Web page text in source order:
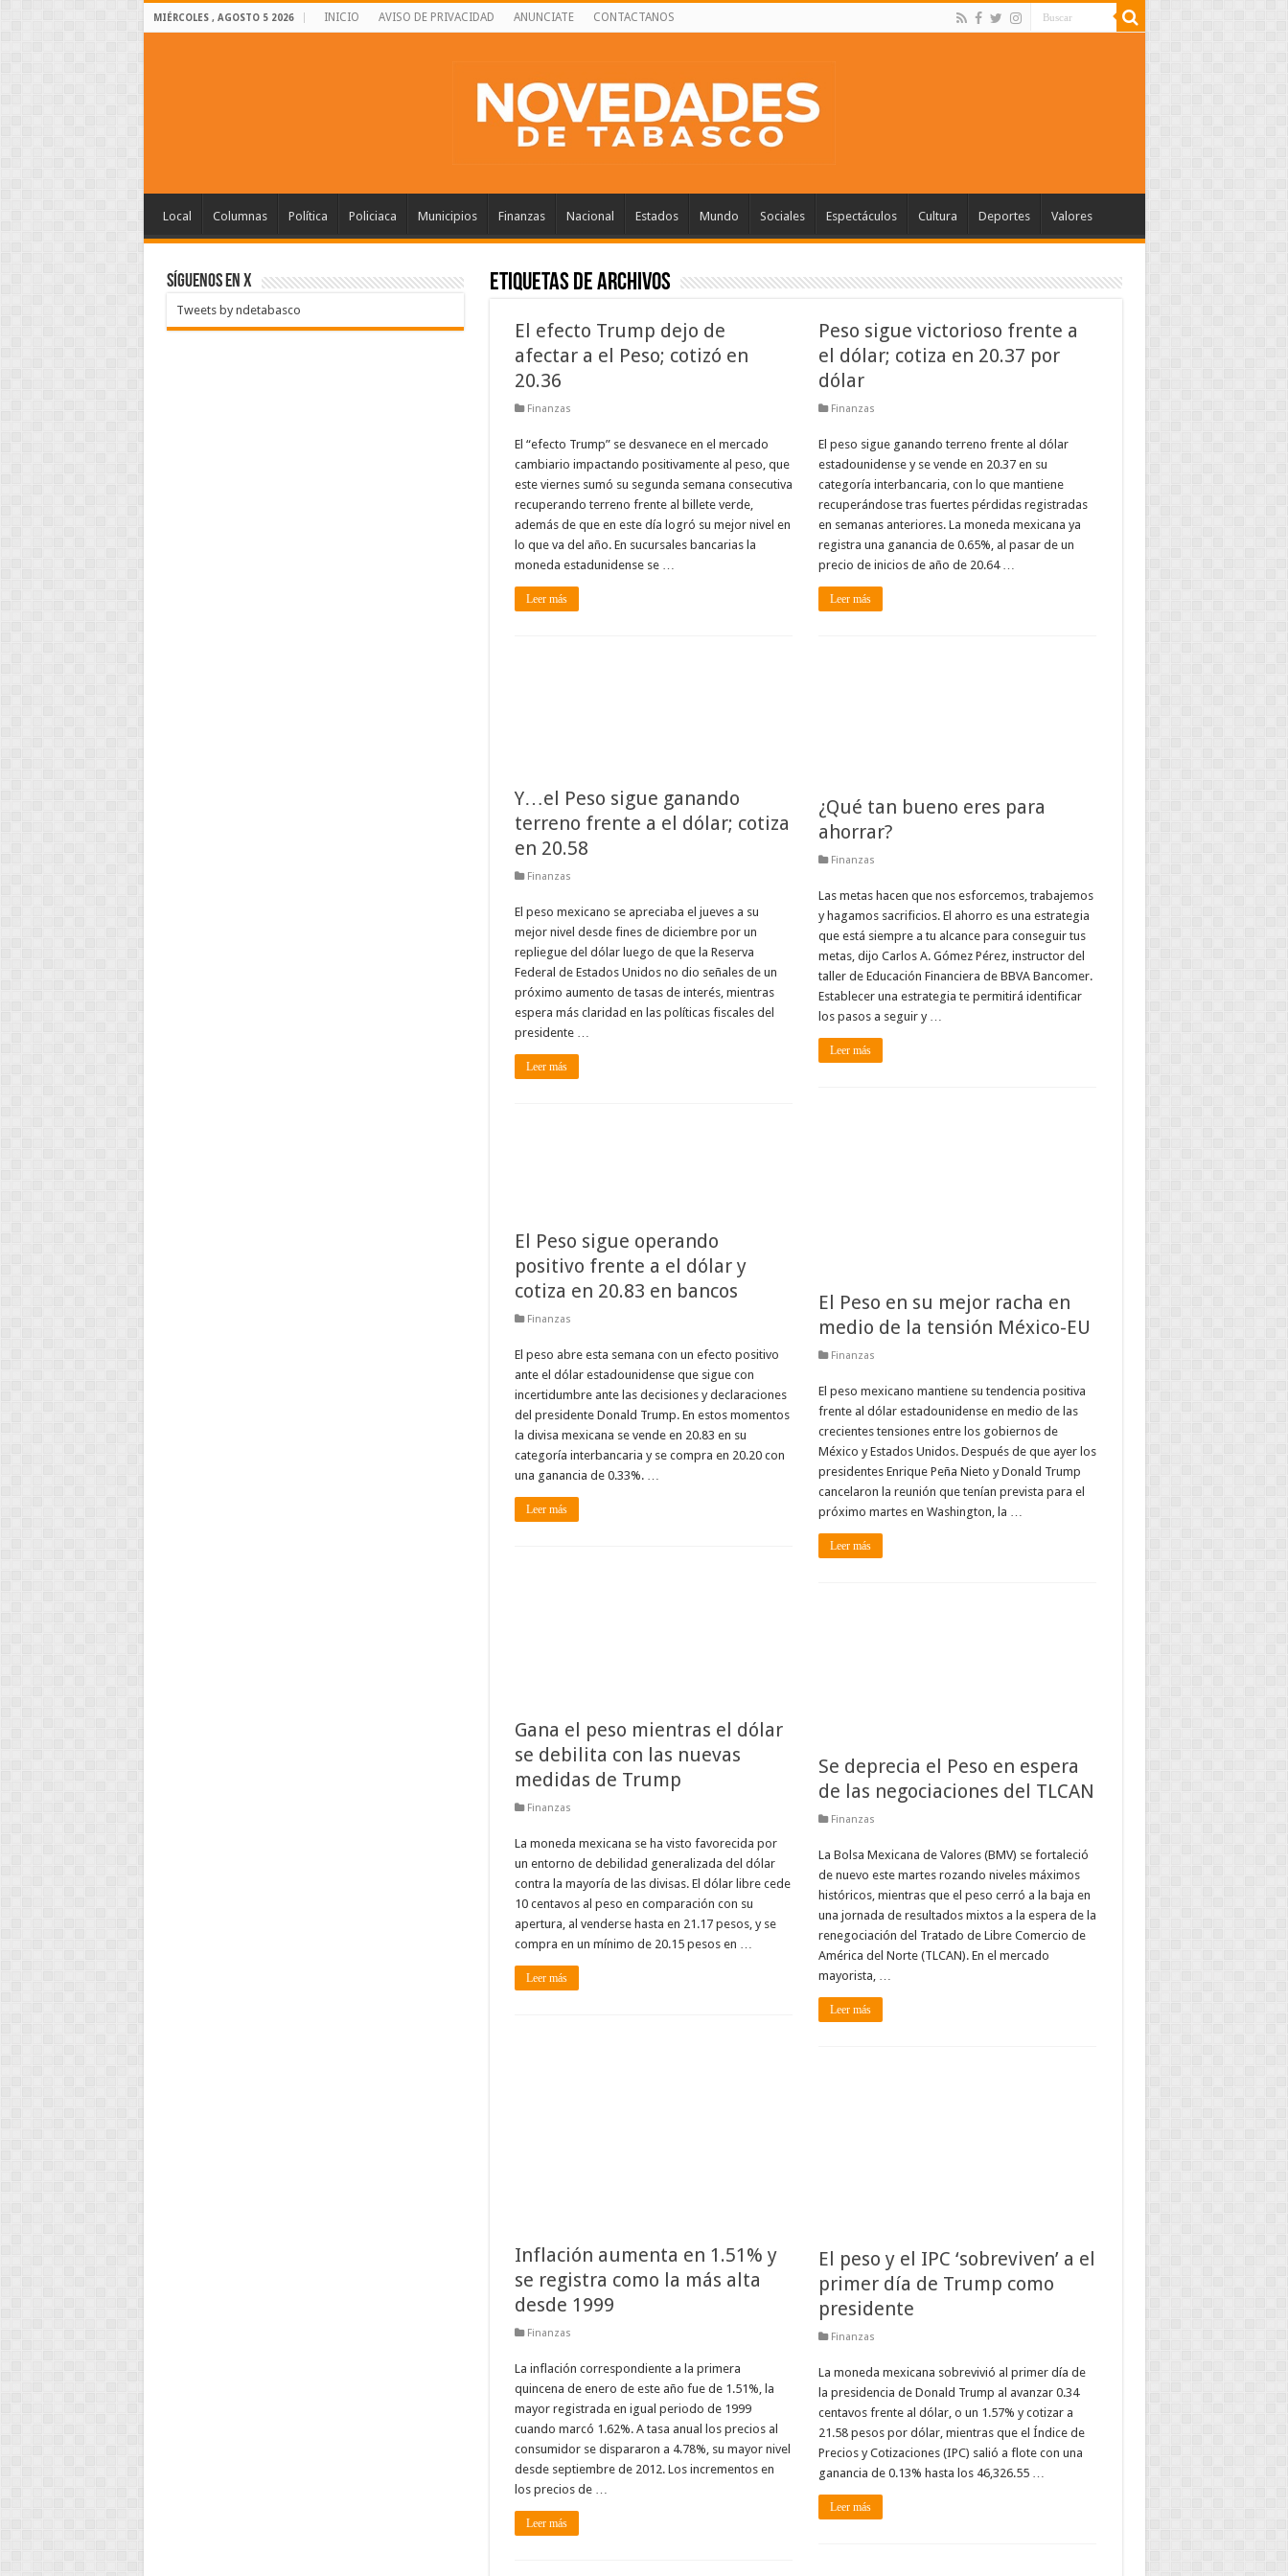
MIÉRCOLES , AGOSTO 5 2026 INICIO AVISO DE PRIVACIDAD ANUNCIATE CONTACTANOS
Local Columnas Política Policiaca Municipios Finanzas Nacional Estados Mundo Sociales Espectáculos Cultura Deportes Valores
Etiquetas de Archivos
El efecto Trump dejo de
afectar a el Peso; cotizó en
20.36
Finanzas
El “efecto Trump” se desvanece en el mercado
cambiario impactando positivamente al peso, que
este viernes sumó su segunda semana consecutiva
recuperando terreno frente al billete verde,
además de que en este día logró su mejor nivel en
lo que va del año. En sucursales bancarias la
moneda estadunidense se …
Leer más
Peso sigue victorioso frente a
el dólar; cotiza en 20.37 por
dólar
Finanzas
El peso sigue ganando terreno frente al dólar
estadounidense y se vende en 20.37 en su
categoría interbancaria, con lo que mantiene
recuperándose tras fuertes pérdidas registradas
en semanas anteriores. La moneda mexicana ya
registra una ganancia de 0.65%, al pasar de un
precio de inicios de año de 20.64 …
Leer más
Y…el Peso sigue ganando
terreno frente a el dólar; cotiza
en 20.58
Finanzas
El peso mexicano se apreciaba el jueves a su
mejor nivel desde fines de diciembre por un
repliegue del dólar luego de que la Reserva
Federal de Estados Unidos no dio señales de un
próximo aumento de tasas de interés, mientras
espera más claridad en las políticas fiscales del
presidente …
Leer más
¿Qué tan bueno eres para
ahorrar?
Finanzas
Las metas hacen que nos esforcemos, trabajemos
y hagamos sacrificios. El ahorro es una estrategia
que está siempre a tu alcance para conseguir tus
metas, dijo Carlos A. Gómez Pérez, instructor del
taller de Educación Financiera de BBVA Bancomer.
Establecer una estrategia te permitirá identificar
los pasos a seguir y …
Leer más
El Peso sigue operando
positivo frente a el dólar y
cotiza en 20.83 en bancos
Finanzas
El peso abre esta semana con un efecto positivo
ante el dólar estadounidense que sigue con
incertidumbre ante las decisiones y declaraciones
del presidente Donald Trump. En estos momentos
la divisa mexicana se vende en 20.83 en su
categoría interbancaria y se compra en 20.20 con
una ganancia de 0.33%. …
Leer más
El Peso en su mejor racha en
medio de la tensión México-EU
Finanzas
El peso mexicano mantiene su tendencia positiva
frente al dólar estadounidense en medio de las
crecientes tensiones entre los gobiernos de
México y Estados Unidos. Después de que ayer los
presidentes Enrique Peña Nieto y Donald Trump
cancelaron la reunión que tenían prevista para el
próximo martes en Washington, la …
Leer más
Gana el peso mientras el dólar
se debilita con las nuevas
medidas de Trump
Finanzas
La moneda mexicana se ha visto favorecida por
un entorno de debilidad generalizada del dólar
contra la mayoría de las divisas. El dólar libre cede
10 centavos al peso en comparación con su
apertura, al venderse hasta en 21.17 pesos, y se
compra en un mínimo de 20.15 pesos en …
Leer más
Se deprecia el Peso en espera
de las negociaciones del TLCAN
Finanzas
La Bolsa Mexicana de Valores (BMV) se fortaleció
de nuevo este martes rozando niveles máximos
históricos, mientras que el peso cerró a la baja en
una jornada de resultados mixtos a la espera de la
renegociación del Tratado de Libre Comercio de
América del Norte (TLCAN). En el mercado
mayorista, …
Leer más
Inflación aumenta en 1.51% y
se registra como la más alta
desde 1999
Finanzas
La inflación correspondiente a la primera
quincena de enero de este año fue de 1.51%, la
mayor registrada en igual periodo de 1999
cuando marcó 1.62%. A tasa anual los precios al
consumidor se dispararon a 4.78%, su mayor nivel
desde septiembre de 2012. Los incrementos en
los precios de …
Leer más
El peso y el IPC ‘sobreviven’ a el
primer día de Trump como
presidente
Finanzas
La moneda mexicana sobrevivió al primer día de
la presidencia de Donald Trump al avanzar 0.34
centavos frente al dólar, o un 1.57% y cotizar a
21.58 pesos por dólar, mientras que el Índice de
Precios y Cotizaciones (IPC) salió a flote con una
ganancia de 0.13% hasta los 46,326.55 …
Leer más
SÍGUENOS EN X
Tweets by ndetabasco